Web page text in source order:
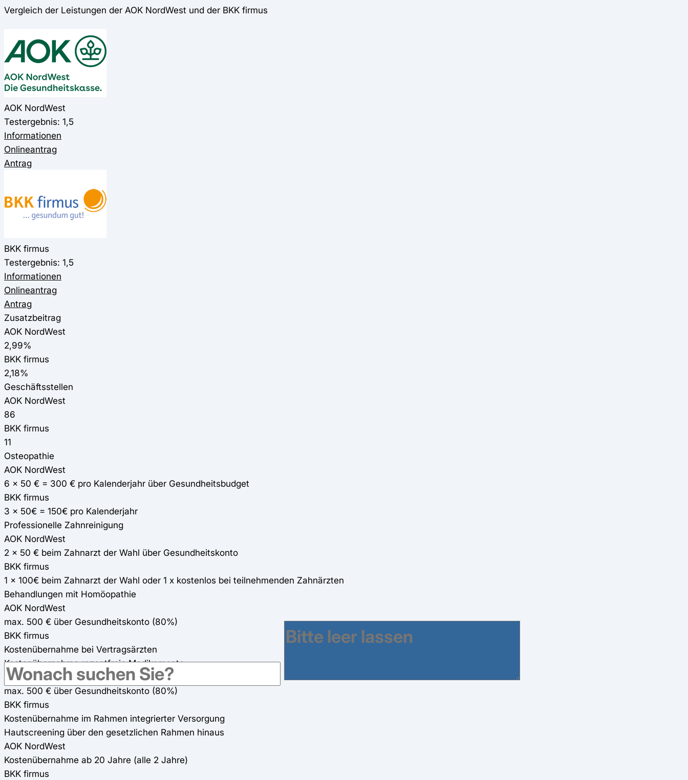
Vergleich der Leistungen der AOK NordWest und der BKK firmus
AOK NordWest
Testergebnis: 1,5
Informationen
Onlineantrag
Antrag
BKK firmus
Testergebnis: 1,5
Informationen
Onlineantrag
Antrag
Zusatzbeitrag
AOK NordWest
2,99%
BKK firmus
2,18%
Geschäftsstellen
AOK NordWest
86
BKK firmus
11
Osteopathie
AOK NordWest
6 x 50 € = 300 € pro Kalenderjahr über Gesundheitsbudget
BKK firmus
3 x 50€ = 150€ pro Kalenderjahr
Professionelle Zahnreinigung
AOK NordWest
2 x 50 € beim Zahnarzt der Wahl über Gesundheitskonto
BKK firmus
1 x 100€ beim Zahnarzt der Wahl oder 1 x kostenlos bei teilnehmenden Zahnärzten
Behandlungen mit Homöopathie
AOK NordWest
max. 500 € über Gesundheitskonto (80%)
BKK firmus
Kostenübernahme bei Vertragsärzten
Kostenübernahme rezeptfreie Medikamente
AOK NordWest
max. 500 € über Gesundheitskonto (80%)
BKK firmus
Kostenübernahme im Rahmen integrierter Versorgung
Hautscreening über den gesetzlichen Rahmen hinaus
AOK NordWest
Kostenübernahme ab 20 Jahre (alle 2 Jahre)
BKK firmus